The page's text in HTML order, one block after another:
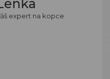
expert na kopce